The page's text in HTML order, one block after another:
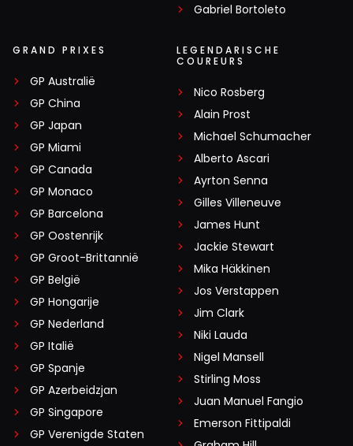
Gabriel Bortoleto
GRAND PRIXES
GP Australië
GP China
GP Japan
GP Miami
GP Canada
GP Monaco
GP Barcelona
GP Oostenrijk
GP Groot-Brittannië
GP België
GP Hongarije
GP Nederland
GP Italië
GP Spanje
GP Azerbeidzjan
GP Singapore
GP Verenigde Staten
LEGENDARISCHE
COUREURS
Nico Rosberg
Alain Prost
Michael Schumacher
Alberto Ascari
Ayrton Senna
Gilles Villeneuve
James Hunt
Jackie Stewart
Mika Häkkinen
Jos Verstappen
Jim Clark
Niki Lauda
Nigel Mansell
Stirling Moss
Juan Manuel Fangio
Emerson Fittipaldi